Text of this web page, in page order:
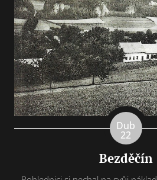
Dub
22
Bezděčín